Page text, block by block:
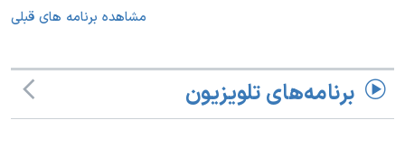
مشاهده برنامه های قبلی
برنامه‌های تلویزیون